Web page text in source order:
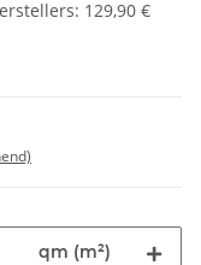
: 129,90 €
qm (m²)